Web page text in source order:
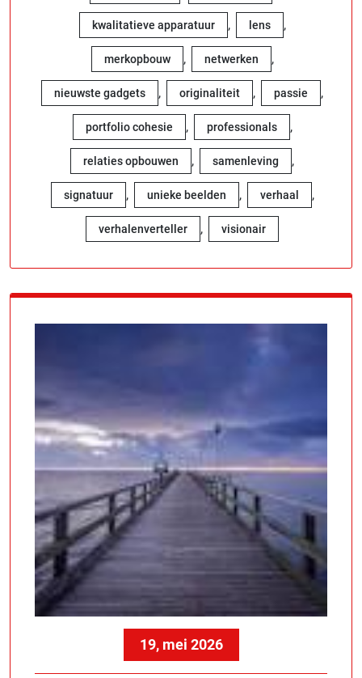
kwalitatieve apparatuur , lens ,
merkopbouw , netwerken ,
nieuwste gadgets , originaliteit , passie ,
portfolio cohesie , professionals ,
relaties opbouwen , samenleving ,
signatuur , unieke beelden , verhaal ,
verhalenverteller , visionair
19, mei 2026